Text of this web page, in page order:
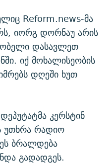
Reform.news-მა
იორგ დორნაუ არის
დასავლეთ
იქ მოხალისეობის
დღეში ხუთ
კერსტინ
უთხრა რადიო
ბრალდება
გადადგეს.